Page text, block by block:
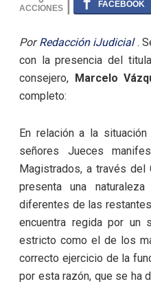
PorRedacción iJudicial .
con la presencia del
consejero, Marcelo
completo:
En relación a la
señores Jueces
Magistrados, a través del
presenta una
diferentes de las
encuentra regida por un
estricto como el de los
correcto ejercicio de la
por esta razón, que se ha